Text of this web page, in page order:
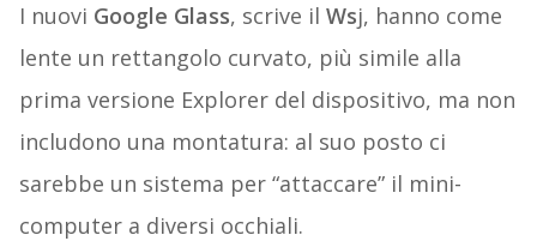
I nuovi Google Glass, scrive il Wsj, hanno come
lente un rettangolo curvato, più simile alla
prima versione Explorer del dispositivo, ma non
includono una montatura: al suo posto ci
sarebbe un sistema per “attaccare” il mini-
computer a diversi occhiali.